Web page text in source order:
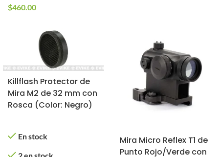
$460.00
Killflash Protector de
Mira M2 de 32 mm con
Rosca (Color: Negro)
En stock
Mira Micro Reflex T1 de
Punto Rojo/Verde con